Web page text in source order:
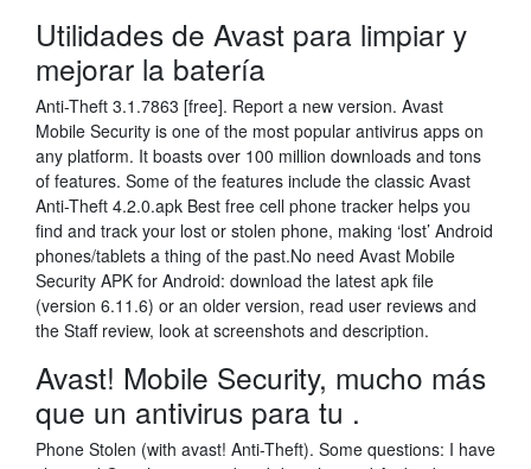
Utilidades de Avast para limpiar y
mejorar la batería
Anti-Theft 3.1.7863 [free]. Report a new version. Avast
Mobile Security is one of the most popular antivirus apps on
any platform. It boasts over 100 million downloads and tons
of features. Some of the features include the classic Avast
Anti-Theft 4.2.0.apk Best free cell phone tracker helps you
find and track your lost or stolen phone, making ‘lost’ Android
phones/tablets a thing of the past.No need Avast Mobile
Security APK for Android: download the latest apk file
(version 6.11.6) or an older version, read user reviews and
the Staff review, look at screenshots and description.
Avast! Mobile Security, mucho más
que un antivirus para tu .
Phone Stolen (with avast! Anti-Theft). Some questions: I have